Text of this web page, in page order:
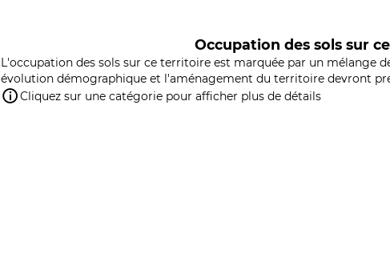
Occupation des sols sur
L'occupation des sols sur ce territoire est marquée par un mélange
évolution démographique et l'aménagement du territoire devront
Cliquez sur une catégorie pour afficher plus de détails